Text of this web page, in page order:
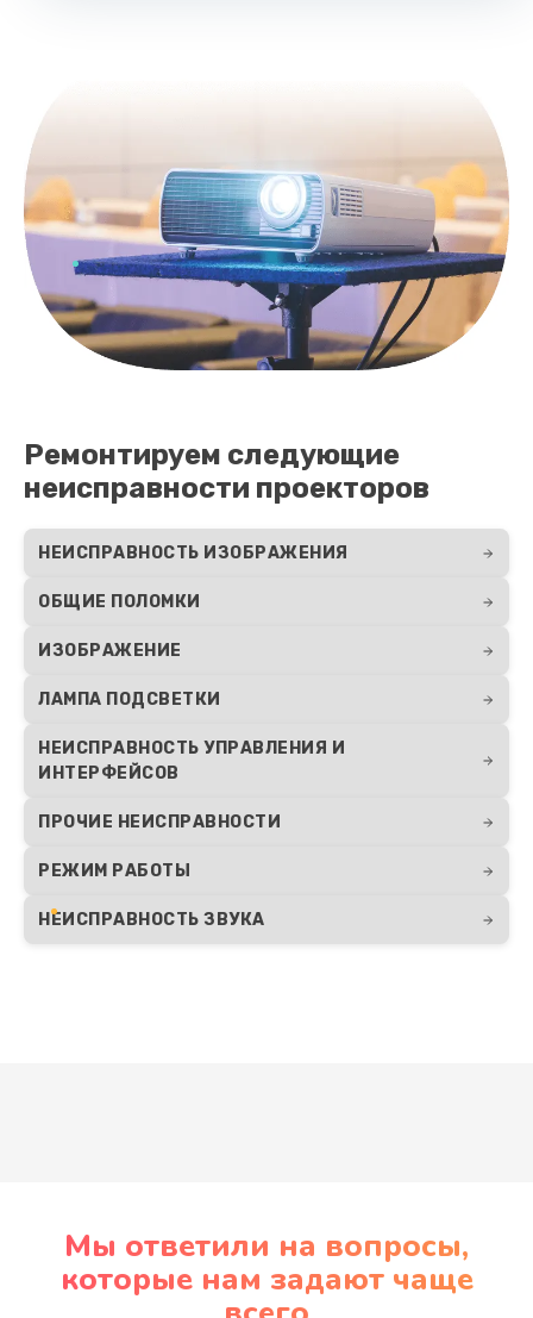
Ремонтируем следующие
неисправности проекторов
НЕИСПРАВНОСТЬ ИЗОБРАЖЕНИЯ
ОБЩИЕ ПОЛОМКИ
ИЗОБРАЖЕНИЕ
ЛАМПА ПОДСВЕТКИ
НЕИСПРАВНОСТЬ УПРАВЛЕНИЯ И
ИНТЕРФЕЙСОВ
ПРОЧИЕ НЕИСПРАВНОСТИ
РЕЖИМ РАБОТЫ
НЕИСПРАВНОСТЬ ЗВУКА
Мы ответили на вопросы,
которые нам задают чаще